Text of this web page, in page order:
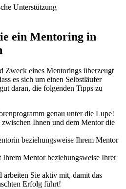
Unterstützung
ein Mentoring in
Zweck eines Mentorings überzeugt
es sich um einen Selbstläufer
daran, die folgenden Tipps zu
genau unter die Lupe!
zwischen Ihnen und dem Mentor die
beziehungsweise Ihrem Mentor
Ihrem Mentor beziehungsweise Ihrer
arbeiten Sie aktiv mit, damit das
Erfolg führt!